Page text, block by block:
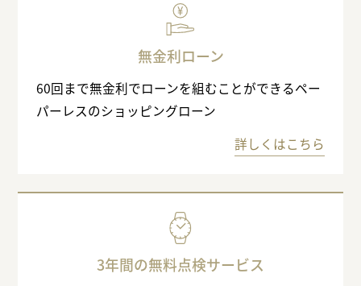
無金利ローン
60回まで無金利でローンを組むことができるペー
パーレスのショッピングローン
詳しくはこちら
3年間の無料点検サービス